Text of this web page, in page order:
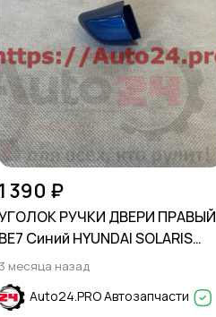
1 390 ₽
РУЧКИ ДВЕРИ ПРАВЫЙ
BE7 Синий HYUNDAI SOLARIS
2020-2024
3 месяца назад
Auto24.PRO Автозапчасти